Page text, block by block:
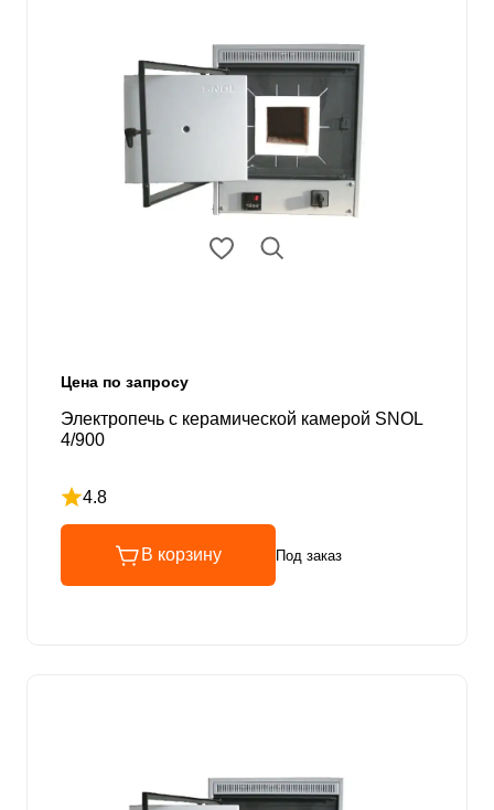
Цена по запросу
Электропечь с керамической камерой SNOL
4/900
4.8
Рейтинг 4.8 из 5
В корзину Под заказ